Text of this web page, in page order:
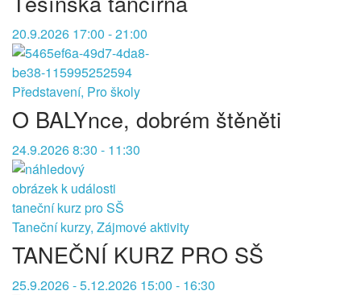
20.9.2026 17:00 - 21:00
Představení, Pro školy
O BALYnce, dobrém štěněti
24.9.2026 8:30 - 11:30
Taneční kurzy, Zájmové aktivity
TANEČNÍ KURZ PRO SŠ
25.9.2026 - 5.12.2026 15:00 - 16:30